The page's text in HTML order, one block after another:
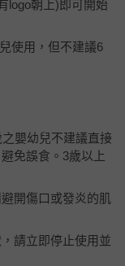
logo朝上)即可開始
使用，但不建議6
嬰幼兒不建議直接
免誤食。3歲以上
開傷口或發炎的肌
請立即停止使用並